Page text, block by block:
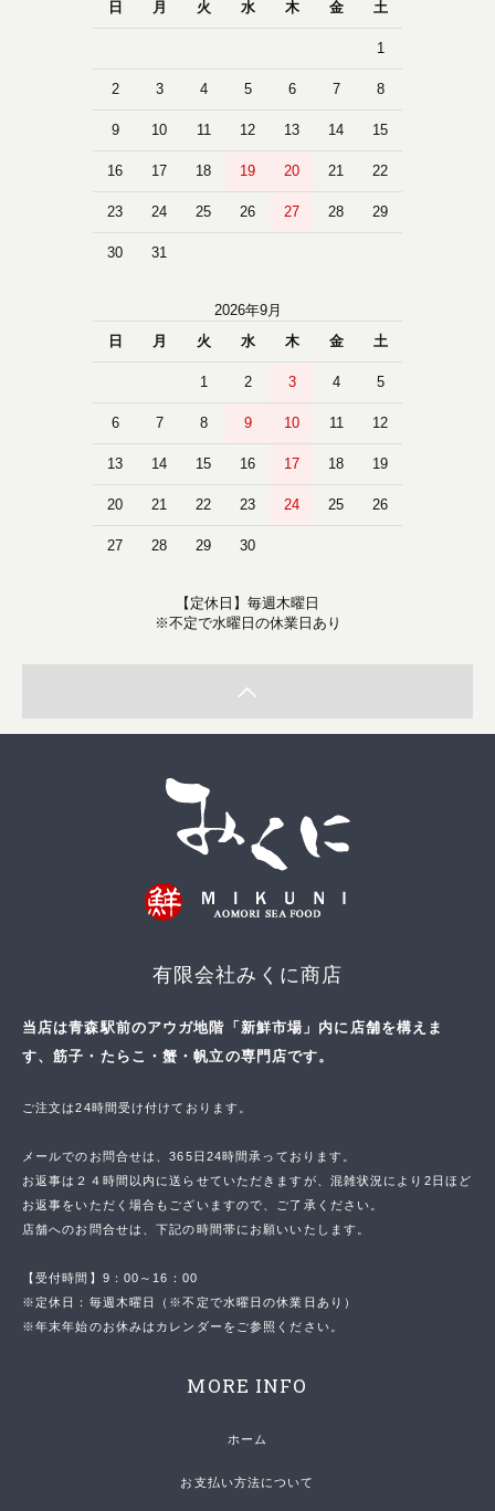
日
月 火 水 木 金 土
1
2 3 4 5 6 7 8
9 10 11 12 13 14 15
16 17 18 19 20 21 22
23 24 25 26 27 28 29
30 31
2026年9月
日
月 火 水 木 金 土
1 2 3 4 5
6 7 8 9 10 11 12
13 14 15 16 17 18 19
20 21 22 23 24 25 26
27 28 29 30
【定休日】毎週木曜日
※不定で水曜日の休業日あり
有限会社みくに商店
当店は青森駅前のアウガ地階「新鮮市場」内に店舗を構えま
す、筋子・たらこ・蟹・帆立の専門店です。
ご注文は24時間受け付けております。
メールでのお問合せは、365日24時間承っております。
お返事は２４時間以内に送らせていただきますが、混雑状況により2日ほど
お返事をいただく場合もございますので、ご了承ください。
店舗へのお問合せは、下記の時間帯にお願いいたします。
【受付時間】9：00～16：00
※定休日：毎週木曜日（※不定で水曜日の休業日あり）
※年末年始のお休みはカレンダーをご参照ください。
MORE INFO
ホーム
お支払い方法について